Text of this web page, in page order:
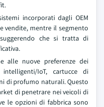
incorporati dagli OEM
vendite, mentre il segmento
che si tratta di
alle nuove preferenze dei
IoT, cartucce di
di profumo naturali. Questo
di penetrare nei veicoli di
le opzioni di fabbrica sono